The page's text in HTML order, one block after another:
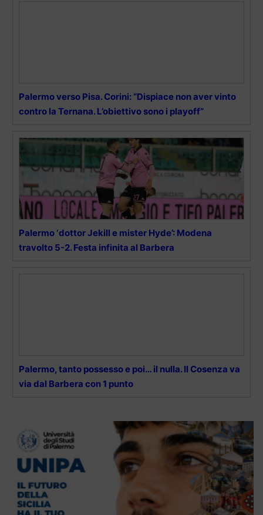
Palermo verso Pisa. Corini: “Dispiace non aver vinto
contro la Ternana. L’obiettivo sono i playoff”
Palermo ‘dottor Jekill e mister Hyde’: Modena
travolto 5-2. Festa infinita al Barbera
Palermo, tanto possesso e poi… il nulla. Il Cosenza va
via dal Barbera con 1 punto